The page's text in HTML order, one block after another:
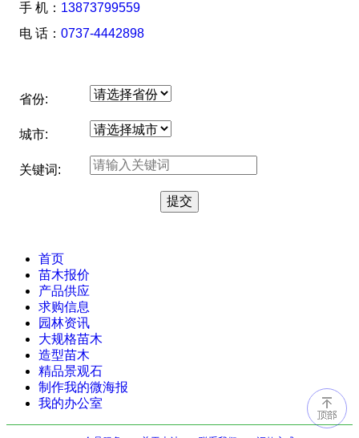
手 机： 13873799559
电 话： 0737-4442898
省份:
城市:
关键词:
首页
苗木报价
产品供应
求购信息
园林资讯
大规格苗木
造型苗木
精品景观石
制作我的微海报
我的办公室